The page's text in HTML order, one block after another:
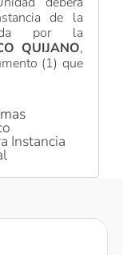
de la
por la
QUIJANO,
(1) que
Instancia